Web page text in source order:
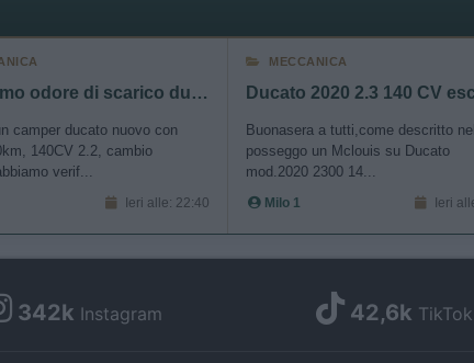
Fortissimo odore di scarico durante rigeneraz FAP
camper ducato nuovo con
140CV 2.2, cambio
verif...
Ieri alle: 22:40
MECCANICA
Buonasera a tutti,come descritto
posseggo un Mclouis su Ducato
mod.2020 2300 14...
Milo 1 Ieri
342k Instagram 42,6k TikTok